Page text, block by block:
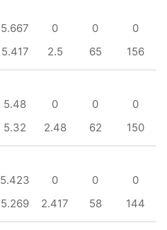
5.667 0 0
0
5.417 2.5 65 156
5.48 0 0
0
5.32 2.48 62 150
5.423 0 0
0
5.269 2.417 58 144